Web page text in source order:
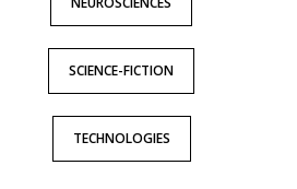
SCIENCE-FICTION
TECHNOLOGIES